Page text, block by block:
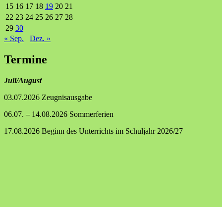
15 16 17 18 19 20 21
22 23 24 25 26 27 28
29 30
« Sep.
Dez. »
Termine
Juli/August
03.07.2026 Zeugnisausgabe
06.07. – 14.08.2026 Sommerferien
17.08.2026 Beginn des Unterrichts im Schuljahr 2026/27